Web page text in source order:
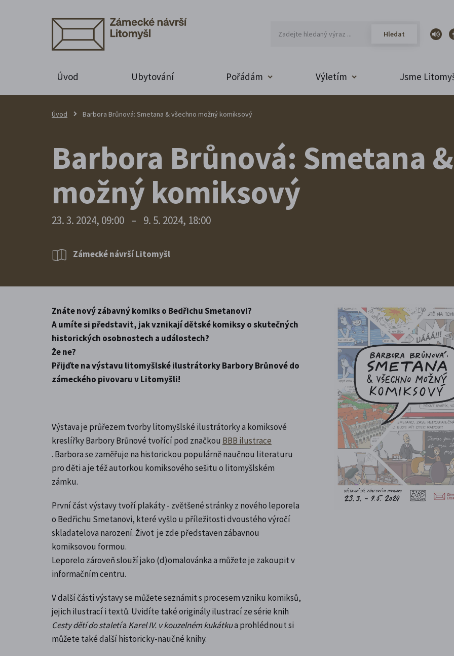
Úvod Ubytování Pořádám Výletím Jsme
Úvod Barbora Brůnová: Smetana & všechno možný komiksový
Barbora Brůnová: Smetana
možný komiksový
23. 3. 2024, 09:00 – 9. 5. 2024, 18:00
Zámecké návrší Litomyšl
Znáte nový zábavný komiks o Bedřichu Smetanovi?
A umíte si představit, jak vznikají dětské komiksy o skutečných
historických osobnostech a událostech?
Že ne?
Přijďte na výstavu litomyšlské ilustrátorky Barbory Brůnové do
zámeckého pivovaru v Litomyšli!
Výstava je průřezem tvorby litomyšlské ilustrátorky a komiksové
kreslířky Barbory Brůnové tvořící pod značkou BBB ilustrace
. Barbora se zaměřuje na historickou populárně naučnou literaturu
pro děti a je též autorkou komiksového sešitu o litomyšlském
zámku.
První část výstavy tvoří plakáty - zvětšené stránky z nového leporela
o Bedřichu Smetanovi, které vyšlo u příležitosti dvoustého výročí
skladatelova narození. Život je zde představen zábavnou
komiksovou formou.
Leporelo zároveň slouží jako (d)omalovánka a můžete je zakoupit v
informačním centru.
V další části výstavy se můžete seznámit s procesem vzniku komiksů,
jejich ilustrací i textů. Uvidíte také originály ilustrací ze série knih
Cesty dětí do staletía Karel IV. v kouzelném kukátkua prohlédnout si
můžete také další historicky-naučné knihy.